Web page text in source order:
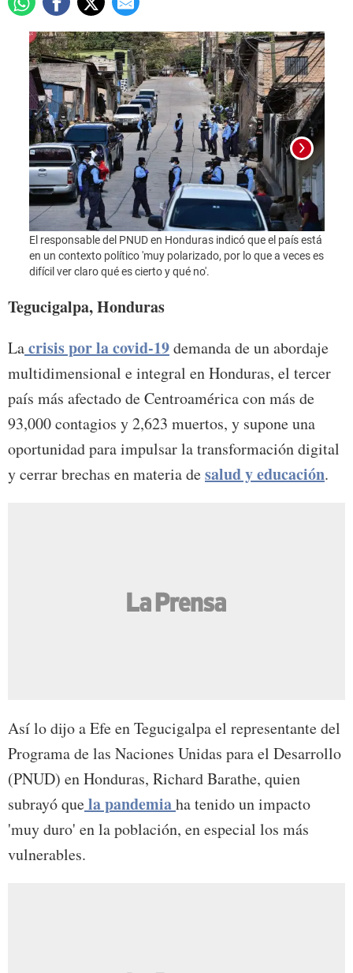
El responsable del PNUD en Honduras indicó que el país está
en un contexto político 'muy polarizado, por lo que a veces es
difícil ver claro qué es cierto y qué no'.
Tegucigalpa, Honduras
Lacrisis por la covid-19demanda de un abordaje
multidimensional e integral en Honduras, el tercer
país más afectado de Centroamérica con más de
93,000 contagios y 2,623 muertos, y supone una
oportunidad para impulsar la transformación digital
y cerrar brechas en materia desalud y educación.
Así lo dijo a Efe en Tegucigalpa el representante del
Programa de las Naciones Unidas para el Desarrollo
(PNUD) en Honduras, Richard Barathe, quien
subrayó quela pandemiaha tenido un impacto
'muy duro' en la población, en especial los más
vulnerables.